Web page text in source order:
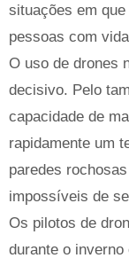
situações em
pessoas com
O uso de drones
decisivo. Pelo
capacidade de
rapidamente um
paredes
impossíveis de
Os pilotos de
durante o